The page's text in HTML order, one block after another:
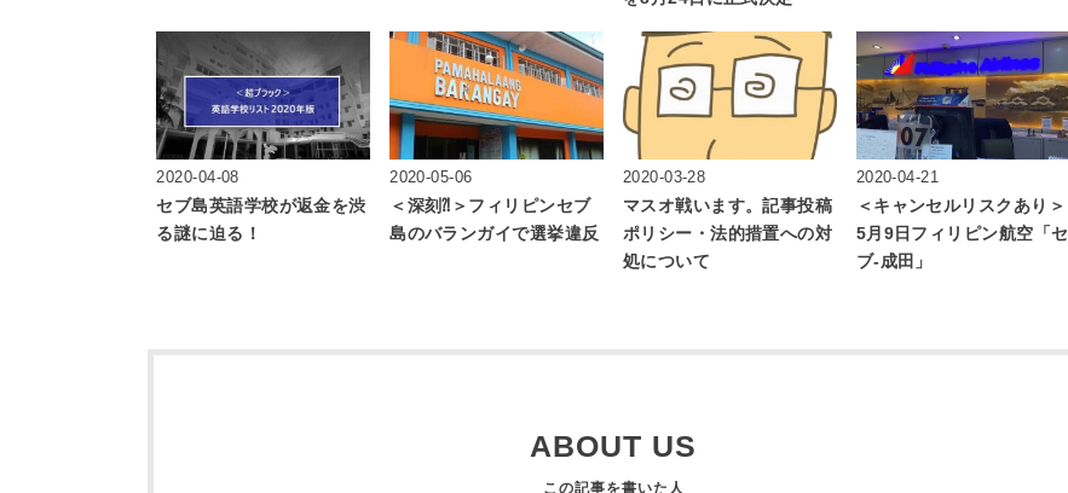
2020-04-08
セブ島英語学校が返金を渋
る謎に迫る！
2020-05-06
＜深刻⁈＞フィリピンセブ
島のバランガイで選挙違反
2020-03-28
マスオ戦います。記事投稿
ポリシー・法的措置への対
処について
2020-04-21
＜キャンセルリスクあり＞
5月9日フィリピン航空「セ
ブ‐成田」
ABOUT US